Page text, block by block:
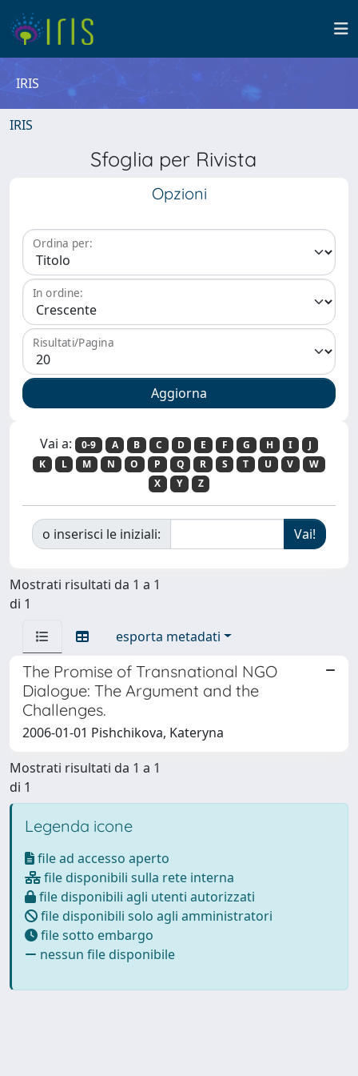
IRIS
IRIS
Sfoglia per Rivista
Opzioni
Ordina per:
In ordine:
Risultati/Pagina
Vai a: 0-9 A B C D E F G H I
J
K
L M N O P Q R S T U V
W
X
Y Z
o inserisci le iniziali:
Mostrati risultati da 1 a 1
di 1
esporta metadati
The Promise of Transnational NGO
Dialogue: The Argument and the
Challenges.
2006-01-01 Pishchikova, Kateryna
Mostrati risultati da 1 a 1
di 1
Legenda icone
file ad accesso aperto
file disponibili sulla rete interna
file disponibili agli utenti autorizzati
file disponibili solo agli amministratori
file sotto embargo
nessun file disponibile